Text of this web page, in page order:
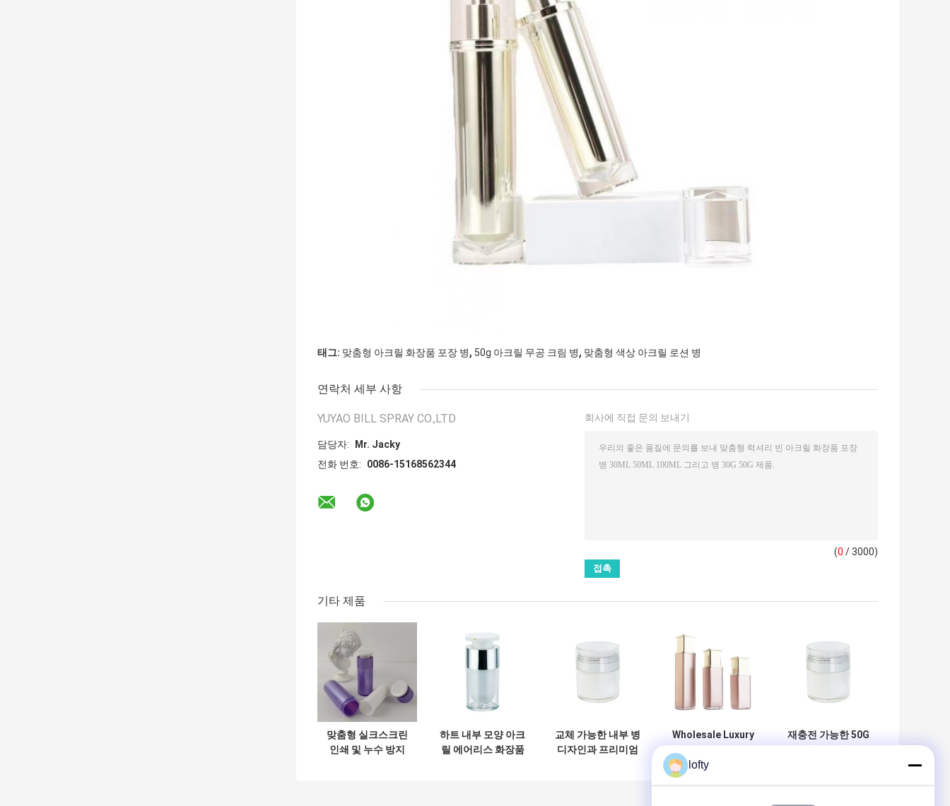
태그: 맞춤형 아크릴 화장품 포장 병, 50g 아크릴 무공 크림 병, 맞춤형 색상 아크릴 로션 병
연락처 세부 사항
YUYAO BILL SPRAY CO.,LTD
담당자:
Mr. Jacky
전화 번호:
0086-15168562344
회사에 직접 문의 보내기
(0 / 3000)
기타 제품
맞춤형 실크스크린
인쇄 및 누수 방지
하트 내부 모양 아크
릴 에어리스 화장품
교체 가능한 내부 병
디자인과 프리미엄
Wholesale Luxury
Bottles with
Cream Pump in
재충전 가능한 50G
lofty